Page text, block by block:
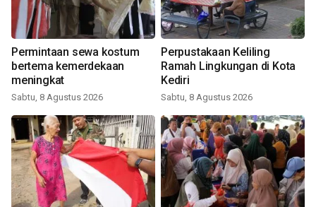
Permintaan sewa kostum
bertema kemerdekaan
meningkat
Sabtu, 8 Agustus 2026
Perpustakaan Keliling
Ramah Lingkungan di Kota
Kediri
Sabtu, 8 Agustus 2026